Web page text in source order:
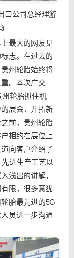
口公司总经理游
最大的网友见
志。在过去的
州轮胎始终将
。本次广交
州轮胎抓住机
展会，开拓新
前，贵州轮胎
相约在展位上
向客户介绍了
进生产工艺以
浅出的讲解，
限，很多意犹
胎最先进的5G
员进一步沟通